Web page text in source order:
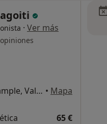
· Ver más
C. del Mestre Aguilar, 11, L'Eixample, Valencia • Mapa
65 €